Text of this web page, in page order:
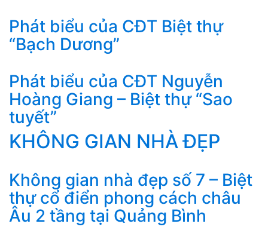
Phát biểu của CĐT Biệt thự
“Bạch Dương”
Phát biểu của CĐT Nguyễn
Hoàng Giang – Biệt thự “Sao
tuyết”
KHÔNG GIAN NHÀ ĐẸP
Không gian nhà đẹp số 7 – Biệt
thự cổ điển phong cách châu
Âu 2 tầng tại Quảng Bình